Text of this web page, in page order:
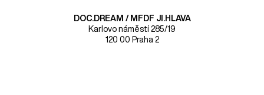
DOC.DREAM​ / MFDF JI.HLAVA
Karlovo náměstí 285/19
120 00 Praha 2